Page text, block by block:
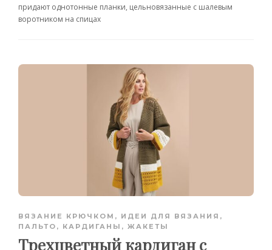
придают однотонные планки, цельновязанные с шалевым
воротником на спицах
ВЯЗАНИЕ КРЮЧКОМ , ИДЕИ ДЛЯ ВЯЗАНИЯ ,
ПАЛЬТО, КАРДИГАНЫ, ЖАКЕТЫ
Трехцветный кардиган с